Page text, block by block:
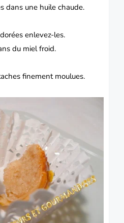
dans une huile chaude.
enlevez-les.
du miel froid.
finement moulues.